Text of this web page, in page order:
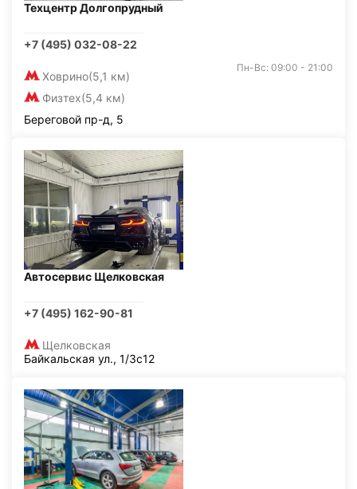
Техцентр Долгопрудный
+7 (495) 032-08-22
Ховрино(5,1 км)
Физтех(5,4 км)
Пн-Вс: 09:00 - 21:00
Береговой пр-д, 5
Автосервис Щелковская
+7 (495) 162-90-81
Щелковская
Байкальская ул., 1/3с12